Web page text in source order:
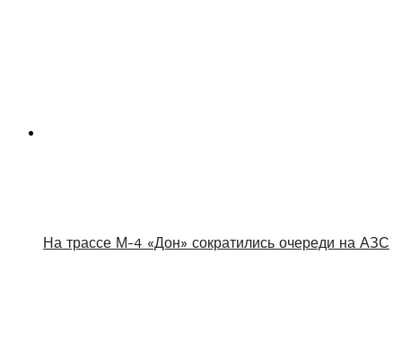
На трассе М-4 «Дон» сократились очереди на АЗС